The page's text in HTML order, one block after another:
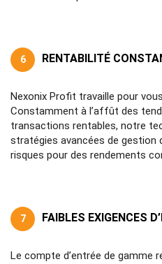
6 RENTABILITÉ
Nexonix Profit travaille pour
Constamment à l’affût des
transactions rentables, notre
stratégies avancées de gestion
risques pour des rendements
7 FAIBLES EXIGENCES
Le compte d’entrée de gamme